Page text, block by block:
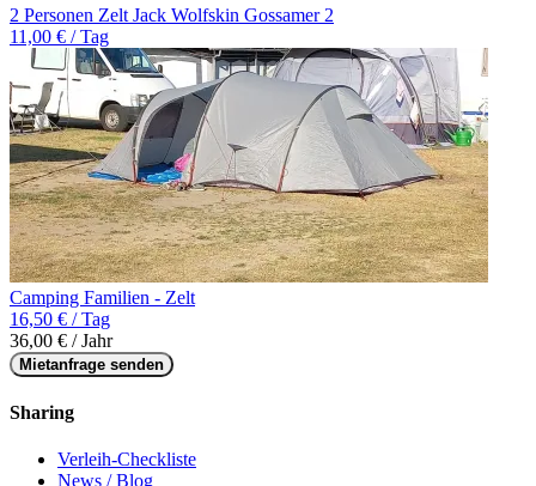
2 Personen Zelt Jack Wolfskin Gossamer 2
11,00 € / Tag
Camping Familien - Zelt
16,50 € / Tag
36,00 € / Jahr
Mietanfrage senden
Sharing
Verleih-Checkliste
News / Blog